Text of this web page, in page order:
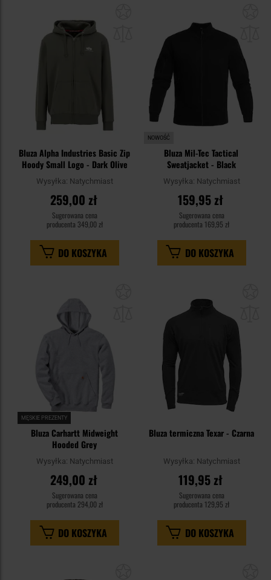
schowka
Bluza Alpha Industries Basic Zip
Hoody Small Logo - Dark Olive
Wysyłka: Natychmiast
259,00 zł
Sugerowana cena
producenta 349,00 zł
DO KOSZYKA
NOWOŚĆ
Bluza Mil-Tec Tactical
Sweatjacket - Black
Wysyłka: Natychmiast
159,95 zł
Sugerowana cena
producenta 169,95 zł
DO KOSZYKA
schowka
MĘSKIE PREZENTY
Bluza Carhartt Midweight
Hooded Grey
Wysyłka: Natychmiast
249,00 zł
Sugerowana cena
producenta 294,00 zł
DO KOSZYKA
Bluza termiczna Texar - Czarna
Wysyłka: Natychmiast
119,95 zł
Sugerowana cena
producenta 129,95 zł
DO KOSZYKA